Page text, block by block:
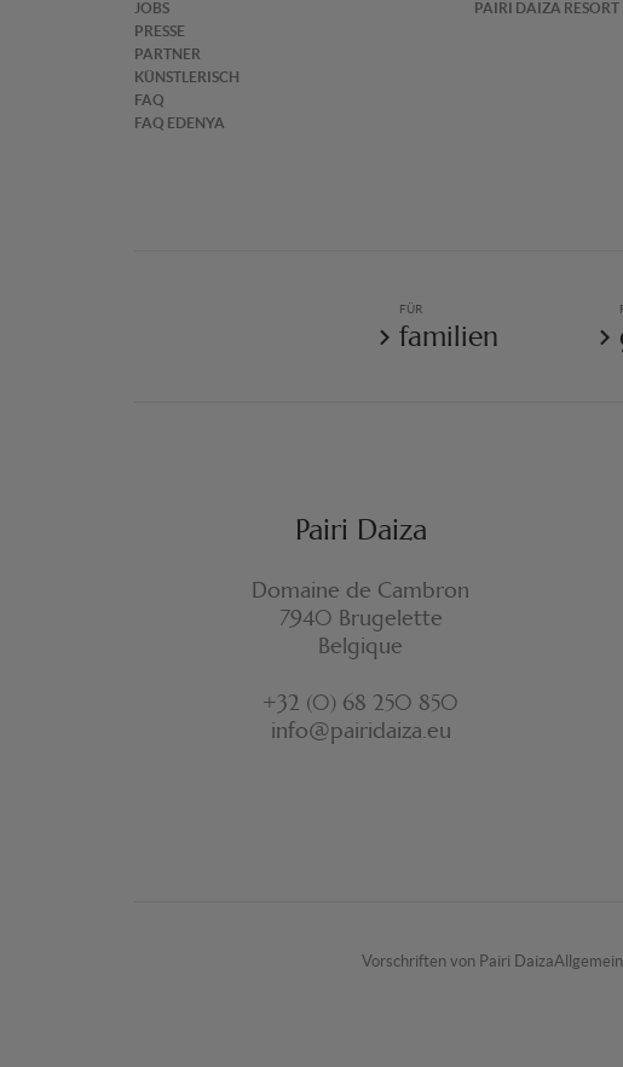
JOBS
PRESSE
PARTNER
KÜNSTLERISCH
FAQ
FAQ EDENYA
PAIRI DAIZA RESORT
FÜR
familien
Pairi Daiza
Domaine de Cambron
7940 Brugelette
Belgique
+32 (0) 68 250 850
info@pairidaiza.eu
Vorschriften von Pairi Daiza